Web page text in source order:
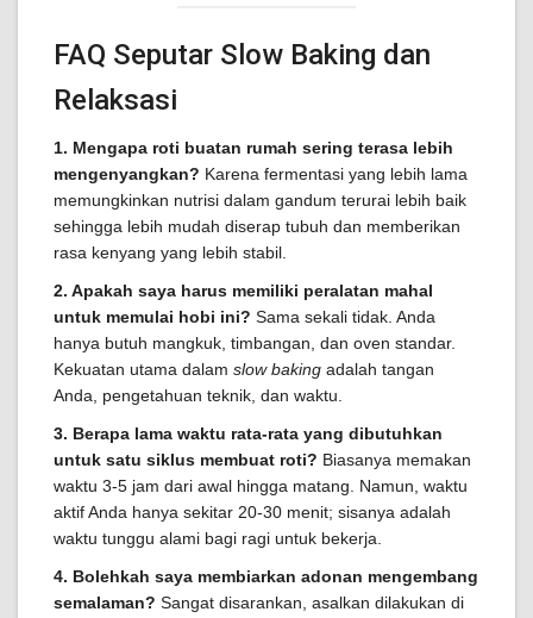
FAQ Seputar Slow Baking dan
Relaksasi
1. Mengapa roti buatan rumah sering terasa lebih
mengenyangkan? Karena fermentasi yang lebih lama
memungkinkan nutrisi dalam gandum terurai lebih baik
sehingga lebih mudah diserap tubuh dan memberikan
rasa kenyang yang lebih stabil.
2. Apakah saya harus memiliki peralatan mahal
untuk memulai hobi ini? Sama sekali tidak. Anda
hanya butuh mangkuk, timbangan, dan oven standar.
Kekuatan utama dalam slow baking adalah tangan
Anda, pengetahuan teknik, dan waktu.
3. Berapa lama waktu rata-rata yang dibutuhkan
untuk satu siklus membuat roti? Biasanya memakan
waktu 3-5 jam dari awal hingga matang. Namun, waktu
aktif Anda hanya sekitar 20-30 menit; sisanya adalah
waktu tunggu alami bagi ragi untuk bekerja.
4. Bolehkah saya membiarkan adonan mengembang
semalaman? Sangat disarankan, asalkan dilakukan di